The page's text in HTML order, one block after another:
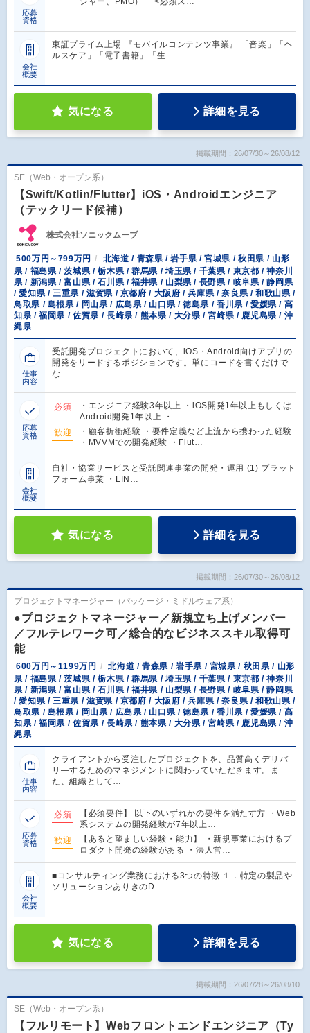
応募
資格
会社
概要
東証プライム上場 『モバイルコンテンツ事業』 「音楽」「ヘ
ルスケア」「電子書籍」「生…
気になる 詳細を見る
掲載期間：26/07/30～26/08/12
SE（Web・オープン系）
【Swift/Kotlin/Flutter】iOS・Androidエンジニア
（テックリード候補）
株式会社ソニックムーブ
500万円～799万円
北海道 / 青森県 / 岩手県 / 宮城県 / 秋田県 / 山形
県 / 福島県 / 茨城県 / 栃木県 / 群馬県 / 埼玉県 / 千葉県 / 東京都 / 神奈川
県 / 新潟県 / 富山県 / 石川県 / 福井県 / 山梨県 / 長野県 / 岐阜県 / 静岡県
/ 愛知県 / 三重県 / 滋賀県 / 京都府 / 大阪府 / 兵庫県 / 奈良県 / 和歌山県 /
鳥取県 / 島根県 / 岡山県 / 広島県 / 山口県 / 徳島県 / 香川県 / 愛媛県 / 高
知県 / 福岡県 / 佐賀県 / 長崎県 / 熊本県 / 大分県 / 宮崎県 / 鹿児島県 / 沖
縄県
仕事
内容
受託開発プロジェクトにおいて、iOS・Android向けアプリの
開発をリードするポジションです。単にコードを書くだけで
な…
応募
資格
必須
・エンジニア経験3年以上 ・iOS開発1年以上もしくは
Android開発1年以上 ・…
歓迎
・顧客折衝経験 ・要件定義など上流から携わった経験
・MVVMでの開発経験 ・Flut…
会社
概要
自社・協業サービスと受託関連事業の開発・運用 (1) プラット
フォーム事業 ・LIN…
気になる 詳細を見る
掲載期間：26/07/30～26/08/12
プロジェクトマネージャー（パッケージ・ミドルウェア系）
●プロジェクトマネージャー／新規立ち上げメンバー
／フルテレワーク可／総合的なビジネススキル取得可
能
600万円～1199万円
北海道 / 青森県 / 岩手県 / 宮城県 / 秋田県 / 山形
県 / 福島県 / 茨城県 / 栃木県 / 群馬県 / 埼玉県 / 千葉県 / 東京都 / 神奈川
県 / 新潟県 / 富山県 / 石川県 / 福井県 / 山梨県 / 長野県 / 岐阜県 / 静岡県
/ 愛知県 / 三重県 / 滋賀県 / 京都府 / 大阪府 / 兵庫県 / 奈良県 / 和歌山県 /
鳥取県 / 島根県 / 岡山県 / 広島県 / 山口県 / 徳島県 / 香川県 / 愛媛県 / 高
知県 / 福岡県 / 佐賀県 / 長崎県 / 熊本県 / 大分県 / 宮崎県 / 鹿児島県 / 沖
縄県
仕事
内容
クライアントから受注したプロジェクトを、品質高くデリバ
リ―するためのマネジメントに関わっていただきます。ま
た、組織として…
応募
資格
必須
【必須要件】 以下のいずれかの要件を満たす方 ・Web
系システムの開発経験が7年以上…
歓迎
【あると望ましい経験・能力】 ・新規事業におけるプ
ロダクト開発の経験がある ・法人営…
会社
概要
■コンサルティング業務における3つの特徴 １．特定の製品や
ソリューションありきのD…
気になる 詳細を見る
掲載期間：26/07/28～26/08/10
SE（Web・オープン系）
【フルリモート】Webフロントエンドエンジニア（Ty